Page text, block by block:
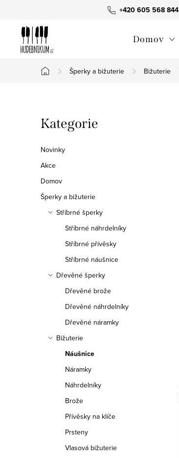
+420 605 568 844
Domov
Domů
Šperky a bižuterie Bižuterie
o
s
t
r
a
Přeskočit
kategorie
Kategorie
Novinky
Akce
Domov
Šperky a bižuterie
Stříbrné šperky
Stříbrné náhrdelníky
Stříbrné přívěsky
Stříbrné náušnice
Dřevěné šperky
Dřevěné brože
Dřevěné náhrdelníky
Dřevěné náramky
Bižuterie
Náušnice
Náramky
Náhrdelníky
Brože
Přívěsky na klíče
Prsteny
Vlasová bižuterie